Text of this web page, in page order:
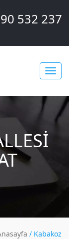
532 237
/ Kabakoz